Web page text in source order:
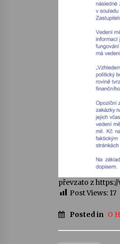
převzato z
Post Views: 17
Posted in O